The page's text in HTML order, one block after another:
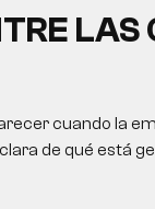
LAS
cuando la
de qué está